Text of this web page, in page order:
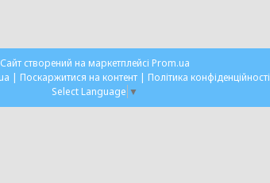
Сайт створений на маркетплейсі Prom.ua
cotton-wool.com.ua | Поскаржитися на контент | Політика конфіденційності
Select Language ▼